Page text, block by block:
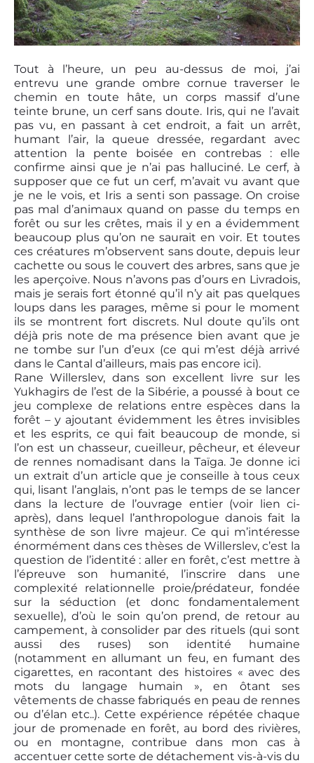
Tout à l’heure, un peu au-dessus de moi, j’ai
entrevu une grande ombre cornue traverser le
chemin en toute hâte, un corps massif d’une
teinte brune, un cerf sans doute. Iris, qui ne l’avait
pas vu, en passant à cet endroit, a fait un arrêt,
humant l’air, la queue dressée, regardant avec
attention la pente boisée en contrebas : elle
confirme ainsi que je n’ai pas halluciné. Le cerf, à
supposer que ce fut un cerf, m’avait vu avant que
je ne le vois, et Iris a senti son passage. On croise
pas mal d’animaux quand on passe du temps en
forêt ou sur les crêtes, mais il y en a évidemment
beaucoup plus qu’on ne saurait en voir. Et toutes
ces créatures m’observent sans doute, depuis leur
cachette ou sous le couvert des arbres, sans que je
les aperçoive. Nous n’avons pas d’ours en Livradois,
mais je serais fort étonné qu’il n’y ait pas quelques
loups dans les parages, même si pour le moment
ils se montrent fort discrets. Nul doute qu’ils ont
déjà pris note de ma présence bien avant que je
ne tombe sur l’un d’eux (ce qui m’est déjà arrivé
dans le Cantal d’ailleurs, mais pas encore ici).
Rane Willerslev, dans son excellent livre sur les
Yukhagirs de l’est de la Sibérie, a poussé à bout ce
jeu complexe de relations entre espèces dans la
forêt – y ajoutant évidemment les êtres invisibles
et les esprits, ce qui fait beaucoup de monde, si
l’on est un chasseur, cueilleur, pêcheur, et éleveur
de rennes nomadisant dans la Taïga. Je donne ici
un extrait d’un article que je conseille à tous ceux
qui, lisant l’anglais, n’ont pas le temps de se lancer
dans la lecture de l’ouvrage entier (voir lien ci-
après), dans lequel l’anthropologue danois fait la
synthèse de son livre majeur. Ce qui m’intéresse
énormément dans ces thèses de Willerslev, c’est la
question de l’identité : aller en forêt, c’est mettre à
l’épreuve son humanité, l’inscrire dans une
complexité relationnelle proie/prédateur, fondée
sur la séduction (et donc fondamentalement
sexuelle), d’où le soin qu’on prend, de retour au
campement, à consolider par des rituels (qui sont
aussi des ruses) son identité humaine
(notamment en allumant un feu, en fumant des
cigarettes, en racontant des histoires « avec des
mots du langage humain », en ôtant ses
vêtements de chasse fabriqués en peau de rennes
ou d’élan etc..). Cette expérience répétée chaque
jour de promenade en forêt, au bord des rivières,
ou en montagne, contribue dans mon cas à
accentuer cette sorte de détachement vis-à-vis du